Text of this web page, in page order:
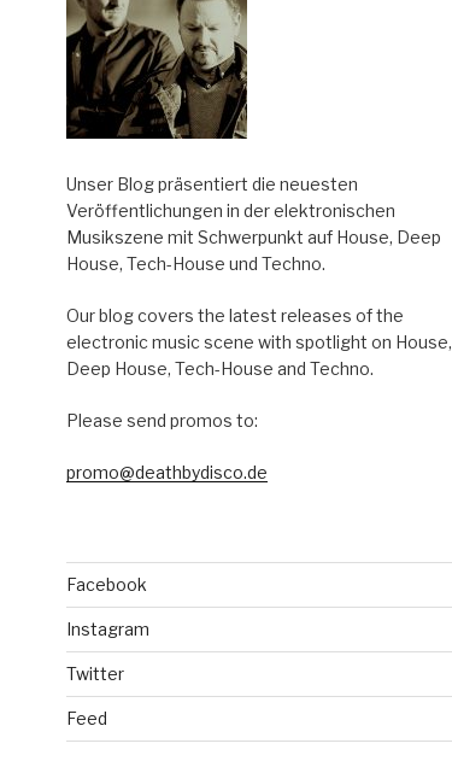
Unser Blog präsentiert die neuesten
Veröffentlichungen in der elektronischen
Musikszene mit Schwerpunkt auf House, Deep
House, Tech-House und Techno.
Our blog covers the latest releases of the
electronic music scene with spotlight on House,
Deep House, Tech-House and Techno.
Please send promos to:
promo@deathbydisco.de
Facebook
Instagram
Twitter
Feed